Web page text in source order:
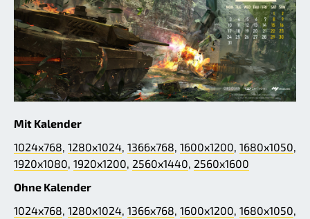
Mit Kalender
1024x768 1280x1024 1366x768 1600x1200 1680x1050
1920x1080 1920x1200 2560x1440 2560x1600
Ohne Kalender
1024x768 1280x1024 1366x768 1600x1200 1680x1050